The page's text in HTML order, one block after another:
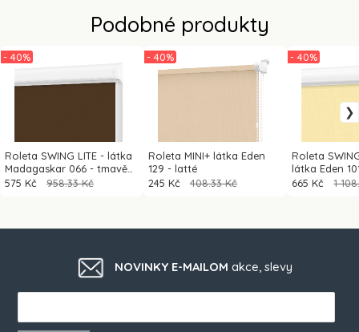
Podobné produkty
Roleta SWING LITE - látka
Madagaskar 066 - tmavě
hnědá - (thermo)
- 40%
575 Kč 958.33 Kč
Roleta MINI+ látka Eden
129 - latté
- 40%
245 Kč 408.33 Kč
Roleta
látka Eden
- 40%
665 Kč 1
NOVINKY E-MAILOM akce, slevy